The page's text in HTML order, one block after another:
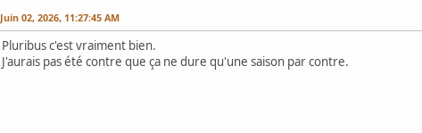
Juin 02, 2026, 11:27:45 AM
Pluribus c'est vraiment bien.
J'aurais pas été contre que ça ne dure qu'une saison par contre.